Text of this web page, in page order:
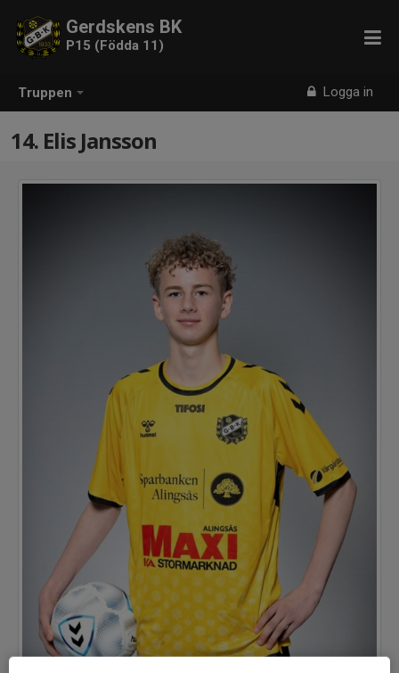
Truppen Logga in
Gerdskens BK
P15 (Födda 11)
14. Elis Jansson